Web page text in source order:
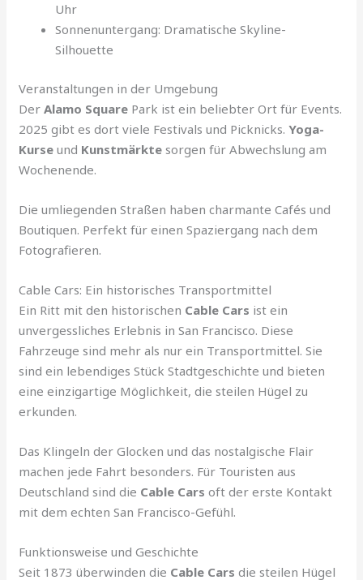
Uhr
Sonnenuntergang: Dramatische Skyline-
Silhouette
Veranstaltungen in der Umgebung
DerAlamo Square Park ist ein beliebter Ort für Events.
2025 gibt es dort viele Festivals und Picknicks.Yoga-
Kurse und Kunstmärkte sorgen für Abwechslung am
Wochenende.
Die umliegenden Straßen haben charmante Cafés und
Boutiquen. Perfekt für einen Spaziergang nach dem
Fotografieren.
Cable Cars: Ein historisches Transportmittel
Ein Ritt mit den historischen Cable Cars ist ein
unvergessliches Erlebnis in San Francisco. Diese
Fahrzeuge sind mehr als nur ein Transportmittel. Sie
sind ein lebendiges Stück Stadtgeschichte und bieten
eine einzigartige Möglichkeit, die steilen Hügel zu
erkunden.
Das Klingeln der Glocken und das nostalgische Flair
machen jede Fahrt besonders. Für Touristen aus
Deutschland sind die Cable Cars oft der erste Kontakt
mit dem echten San Francisco-Gefühl.
Funktionsweise und Geschichte
Seit 1873 überwinden die Cable Cars die steilen Hügel